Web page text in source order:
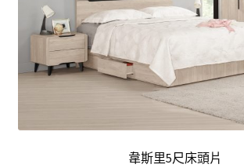
注意事項
運送注意事項
韋斯里5尺床頭片